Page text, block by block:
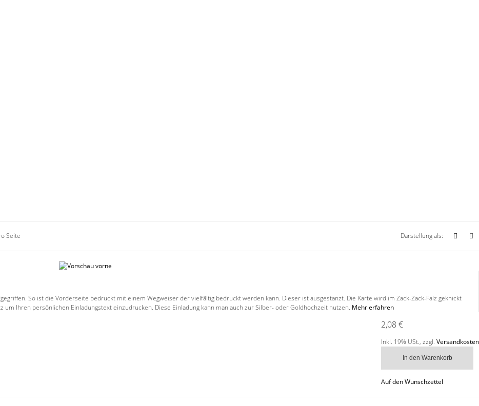
Seite Darstellung als:
So ist die Vorderseite bedruckt mit einem Wegweiser der vielfältig bedruckt werden kann. Dieser ist ausgestanzt. Die Karte wird im Zack-Zack-Falz geknickt
Ihren persönlichen Einladungstext einzudrucken. Diese Einladung kann man auch zur Silber- oder Goldhochzeit nutzen. Mehr erfahren
2,08 €
Inkl. 19% USt., zzgl. Versandkosten
In den Warenkorb
Auf den Wunschzettel